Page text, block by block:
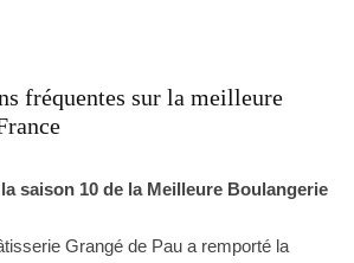
fréquentes sur la meilleure
saison 10 de la Meilleure Boulangerie
Grangé de Pau a remporté la